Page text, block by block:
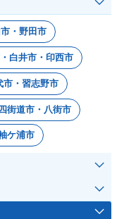
・野田市
白井市・印西市
市・習志野市
街道市・八街市
ケ浦市